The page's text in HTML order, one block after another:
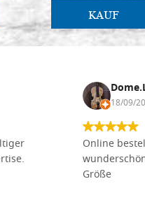
KAUF
18/09/
Online
Größe